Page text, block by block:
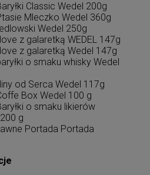
Classic Wedel 200g
Mleczko Wedel 360g
Wedel 250g
z galaretką WEDEL 147g
z galaretką Wedel 147g
o smaku whisky Wedel
od Serca Wedel 117g
Box Wedel 100 g
o smaku likierów
g
Portada Portada